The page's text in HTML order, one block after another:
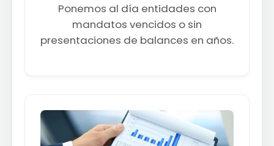
Ponemos al día entidades con
mandatos vencidos o sin
presentaciones de balances en años.